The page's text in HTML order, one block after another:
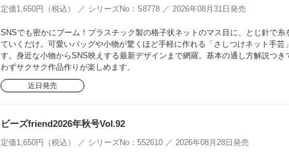
定価1,650円（税込） ／ シリーズNo：S8778 ／ 2026年08月31日発売
SNSでも密かにブーム！プラスチック製の格子状ネットのマス目に、とじ針で糸
ていくだけ。可愛いバッグや小物が驚くほど手軽に作れる「さしつけネット手芸
す。身近な小物からSNS映えする最新デザインまで網羅。基本の通し方解説つき
わずサクサク作品作りが楽しめます。
近日発売
ビーズfriend2026年秋号Vol.92
定価1,650円（税込） ／ シリーズNo：552610 ／ 2026年08月28日発売